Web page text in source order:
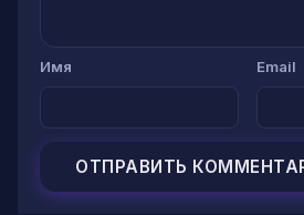
Имя Email